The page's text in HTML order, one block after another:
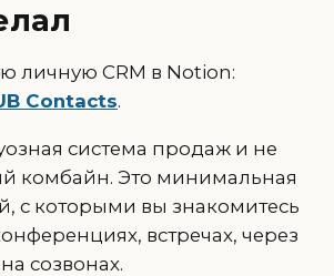
личную CRM в Notion:
Contacts.
система продаж и не
комбайн. Это минимальная
с которыми вы знакомитесь
встречах, через
созвонах.